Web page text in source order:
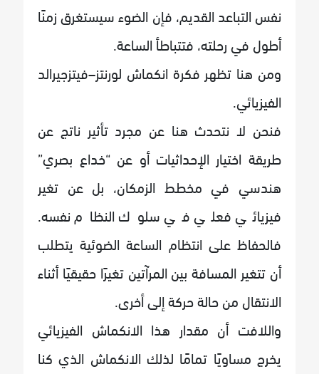
نفس التباعد القديم، فإن الضوء سيستغرق زمنًا
أطول في رحلته، فتتباطأ الساعة.
ومن هنا تظهر فكرة انكماش لورنتز–فيتزجيرالد
الفيزيائي.
فنحن لا نتحدث هنا عن مجرد تأثير ناتج عن
طريقة اختيار الإحداثيات أو عن “خداع بصري”
هندسي في مخطط الزمكان، بل عن تغير
فيزيائي فعلي في سلوك النظام نفسه.
فالحفاظ على انتظام الساعة الضوئية يتطلب
أن تتغير المسافة بين المرآتين تغيرًا حقيقيًا أثناء
الانتقال من حالة حركة إلى أخرى.
واللافت أن مقدار هذا الانكماش الفيزيائي
يخرج مساويًا تمامًا لذلك الانكماش الذي كنا